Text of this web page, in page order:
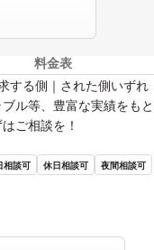
料金表
する側｜された側いずれ
ル等、豊富な実績をもと
ご相談を！
相談可 休日相談可
夜間相談可